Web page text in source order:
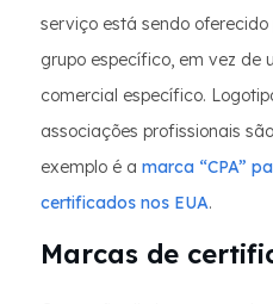
serviço está sendo
grupo específico, em vez de
comercial específico.
associações profissionais
exemplo é a marca “CPA”
certificados nos EUA.
Marcas de